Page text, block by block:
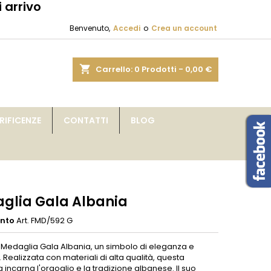
arrivo
Benvenuto, Accedi o Crea un account
shopping_cart Carrello: 0 Prodotti - 0,00 €
CONTATTI BLOG
Gala Albania
Art. FMD/592 G
Gala Albania, un simbolo di eleganza e
Realizzata con materiali di alta qualità, questa
incarna l'orgoglio e la tradizione albanese. Il suo